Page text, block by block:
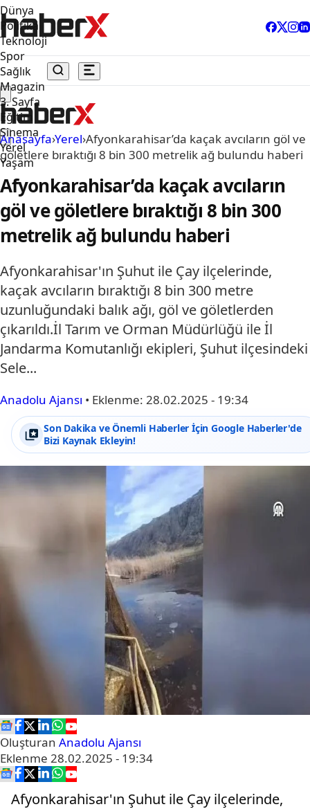
Dünya
Politika
Teknoloji
Spor
Sağlık
Magazin
3. Sayfa
Eğitim
Sinema
Yerel
Yaşam
Anasayfa›Yerel›Afyonkarahisar’da kaçak avcıların göl ve
göletlere bıraktığı 8 bin 300 metrelik ağ bulundu haberi
Afyonkarahisar’da kaçak avcıların
göl ve göletlere bıraktığı 8 bin 300
metrelik ağ bulundu haberi
Afyonkarahisar'ın Şuhut ile Çay ilçelerinde,
kaçak avcıların bıraktığı 8 bin 300 metre
uzunluğundaki balık ağı, göl ve göletlerden
çıkarıldı.İl Tarım ve Orman Müdürlüğü ile İl
Jandarma Komutanlığı ekipleri, Şuhut ilçesindeki
Sele...
Anadolu Ajansı • Eklenme: 28.02.2025 - 19:34
Son Dakika ve Önemli Haberler İçin Google Haberler'de
Bizi Kaynak Ekleyin!
Oluşturan Anadolu Ajansı
Eklenme 28.02.2025 - 19:34
Afyonkarahisar'ın Şuhut ile Çay ilçelerinde,